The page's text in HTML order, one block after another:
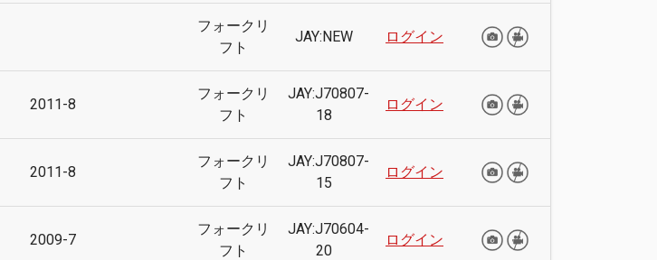
フォークリ
フト
JAY:NEW ログイン
2011-8
フォークリ
フト
JAY:J70807-
18
ログイン
2011-8
フォークリ
フト
JAY:J70807-
15
ログイン
2009-7
フォークリ
フト
JAY:J70604-
20
ログイン